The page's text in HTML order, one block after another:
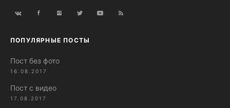
ПОПУЛЯРНЫЕ ПОСТЫ
Пост без фото
16.08.2017
Пост с видео
17.08.2017